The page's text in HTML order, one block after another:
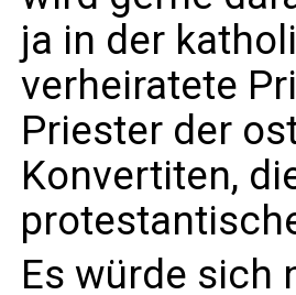
ja in der
verheiratete
Priester der
Konvertiten,
Es würde sich